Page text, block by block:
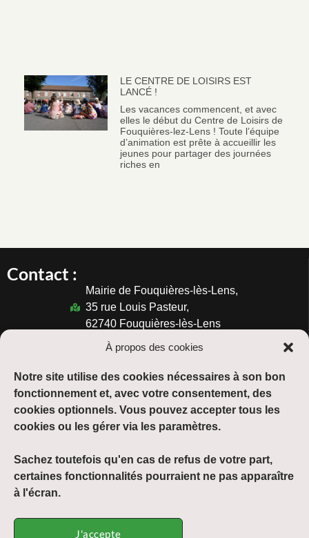
À propos des cookies
Notre site utilise des cookies nécessaires à son bon
fonctionnement et, avec votre consentement, des
cookies optionnels. Vous pouvez accepter tous les
cookies ou les gérer via les paramètres.
Sachez toutefois qu'en cas de refus de votre part,
certaines fonctionnalités pourraient ne pas apparaître
à l'écran.
J'accepte
LE CENTRE DE LOISIRS EST
LANCÉ !
Les vacances commencent, et avec
elles le début du Centre de Loisirs de
Fouquières-lez-Lens ! Toute l’équipe
d’animation est prête à accueillir les
jeunes pour partager des journées
riches en
Contact :
Mairie de Fouquières-lès-Lens,
35 rue Louis Pasteur,
62740 Fouquières-lès-Lens
03.21.77.37.47
Horaires :
Du lundi au vendredi :
de 08h30 à 12h00 et de 13h30 à 17h30
Suivre :
Mentions légales